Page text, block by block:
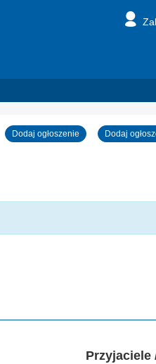
Dodaj ogłoszenie Dodaj
Przyjaciele